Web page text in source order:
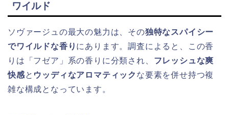
ワイルド
ソヴァージュの最大の魅力は、その独特なスパイシー
でワイルドな香り にあります。調査によると、この香
りは「フゼア」系の香りに分類され、 フレッシュな爽
快感と ウッディなアロマティック な要素を併せ持つ複
雑な構成となっています。